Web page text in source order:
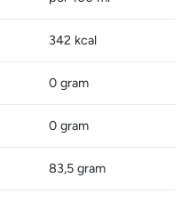
342 kcal
0 gram
0 gram
83,5 gram